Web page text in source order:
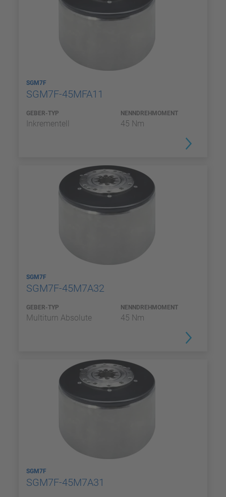
SGM7F
SGM7F-45MFA11
GEBER-TYP
Inkrementell
NENNDREHMOMENT
45 Nm
SGM7F
SGM7F-45M7A32
GEBER-TYP
Multiturn Absolute
NENNDREHMOMENT
45 Nm
SGM7F
SGM7F-45M7A31